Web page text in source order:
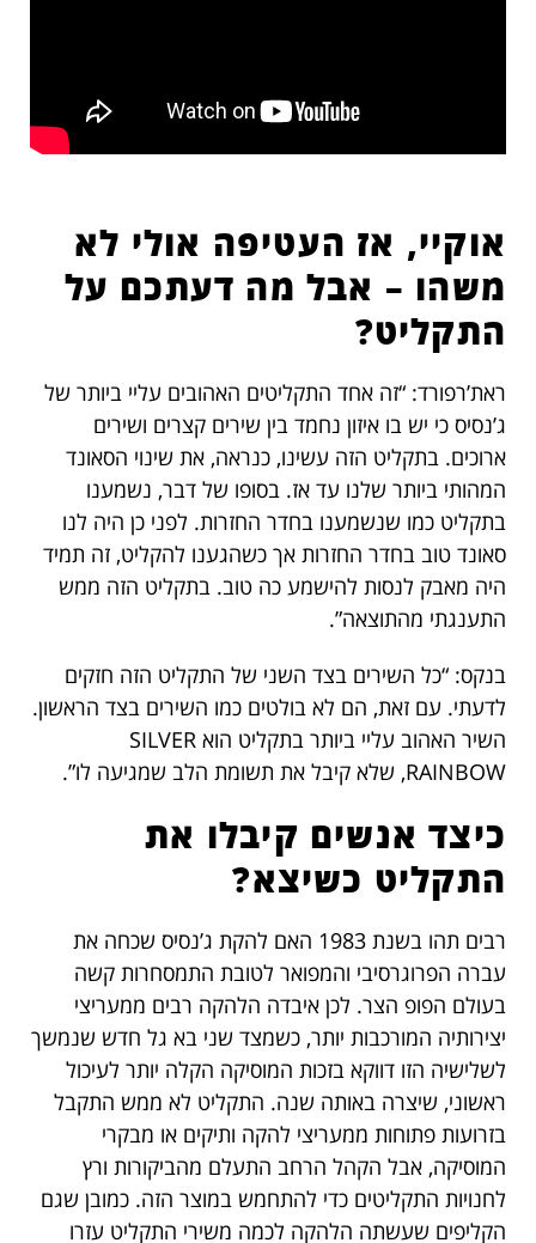
אוקיי, אז העטיפה אולי לא
משהו – אבל מה דעתכם על
התקליט?
ראת’רפורד: “זה אחד התקליטים האהובים עליי ביותר של
ג’נסיס כי יש בו איזון נחמד בין שירים קצרים ושירים
ארוכים. בתקליט הזה עשינו, כנראה, את שינוי הסאונד
המהותי ביותר שלנו עד אז. בסופו של דבר, נשמענו
בתקליט כמו שנשמענו בחדר החזרות. לפני כן היה לנו
סאונד טוב בחדר החזרות אך כשהגענו להקליט, זה תמיד
היה מאבק לנסות להישמע כה טוב. בתקליט הזה ממש
התענגתי מהתוצאה”.
בנקס: “כל השירים בצד השני של התקליט הזה חזקים
לדעתי. עם זאת, הם לא בולטים כמו השירים בצד הראשון.
השיר האהוב עליי ביותר בתקליט הוא SILVER
RAINBOW, שלא קיבל את תשומת הלב שמגיעה לו”.
כיצד אנשים קיבלו את
התקליט כשיצא?
רבים תהו בשנת 1983 האם להקת ג’נסיס שכחה את
עברה הפרוגרסיבי והמפואר לטובת התמסחרות קשה
בעולם הפופ הצר. לכן איבדה הלהקה רבים ממעריצי
יצירותיה המורכבות יותר, כשמצד שני בא גל חדש שנמשך
לשלישיה הזו דווקא בזכות המוסיקה הקלה יותר לעיכול
ראשוני, שיצרה באותה שנה. התקליט לא ממש התקבל
בזרועות פתוחות ממעריצי להקה ותיקים או מבקרי
המוסיקה, אבל הקהל הרחב התעלם מהביקורות ורץ
לחנויות התקליטים כדי להתחמש במוצר הזה. כמובן שגם
הקליפים שעשתה הלהקה לכמה משירי התקליט עזרו